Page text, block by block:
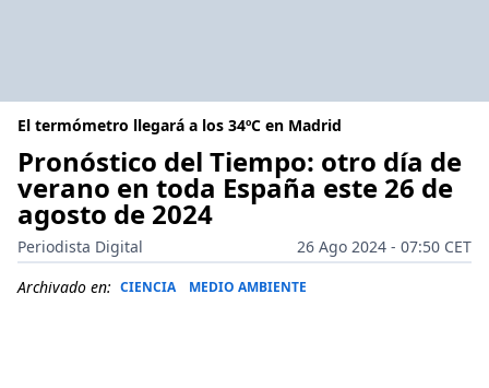
El termómetro llegará a los 34ºC en Madrid
Pronóstico del Tiempo: otro día de
verano en toda España este 26 de
agosto de 2024
Periodista Digital
26 Ago 2024 - 07:50 CET
Archivado en: CIENCIA MEDIO AMBIENTE